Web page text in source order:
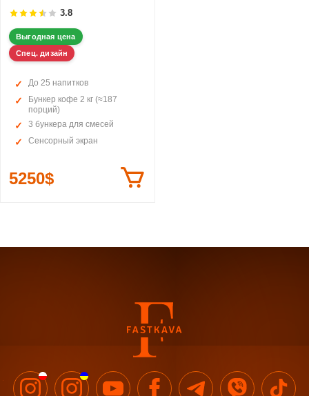
3.8
Выгодная цена
Спец. дизайн
До 25 напитков
Бункер кофе 2 кг (≈187
порций)
3 бункера для смесей
Сенсорный экран
5250$